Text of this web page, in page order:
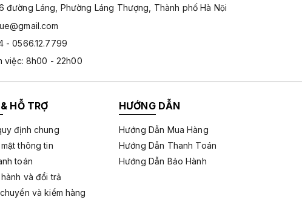
đường Láng, Phường Láng Thượng, Thành phố Hà Nội
- 0566.12.7799
việc: 8h00 - 22h00
HỖ TRỢ
định chung
thông tin
toán
và đổi trả
và kiểm hàng
HƯỚNG DẪN
Hướng Dẫn Mua Hàng
Hướng Dẫn Thanh Toán
Hướng Dẫn Bảo Hành